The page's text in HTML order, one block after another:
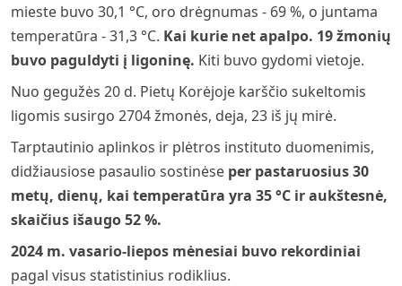
mieste buvo 30,1 °C, oro drėgnumas - 69 %, o juntama
temperatūra - 31,3 °C. Kai kurie net apalpo. 19 žmonių
buvo paguldyti į ligoninę. Kiti buvo gydomi vietoje.
Nuo gegužės 20 d. Pietų Korėjoje karščio sukeltomis
ligomis susirgo 2704 žmonės, deja, 23 iš jų mirė.
Tarptautinio aplinkos ir plėtros instituto duomenimis,
didžiausiose pasaulio sostinėse per pastaruosius 30
metų, dienų, kai temperatūra yra 35 °C ir aukštesnė,
skaičius išaugo 52 %.
2024 m. vasario-liepos mėnesiai buvo rekordiniai
pagal visus statistinius rodiklius.